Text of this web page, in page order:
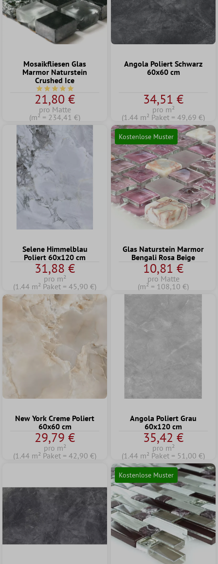
Mosaikfliesen Glas
Marmor Naturstein
Crushed Ice
Durchschnittliche Bewertung von 5 von 5 Sternen
21,80 €
pro Matte
(m² = 234,41 €)
Angola Poliert Schwarz
60x60 cm
34,51 €
pro m²
(1.44 m² Paket = 49,69 €)
Selene Himmelblau
Poliert 60x120 cm
31,88 €
pro m²
(1.44 m² Paket = 45,90 €)
Kostenlose Muster
Glas Naturstein Marmor
Bengali Rosa Beige
10,81 €
pro Matte
(m² = 108,10 €)
New York Creme Poliert
60x60 cm
29,79 €
pro m²
(1.44 m² Paket = 42,90 €)
Angola Poliert Grau
60x120 cm
35,42 €
pro m²
(1.44 m² Paket = 51,00 €)
Kostenlose Muster